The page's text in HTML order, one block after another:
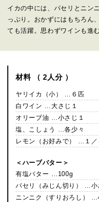
イカの中には、パセリとニン
っぷり。おかずにはもちろん
ても活躍。思わずワインも進む
材料 （ 2人分 ）
ヤリイカ（小） …６匹
白ワイン …大さじ１
オリーブ油 …小さじ１
塩、こしょう …各少々
レモン（お好みで） …１／
＜ハーブバター＞
有塩バター …100g
パセリ（みじん切り） …小
ニンニク（すりおろし） …